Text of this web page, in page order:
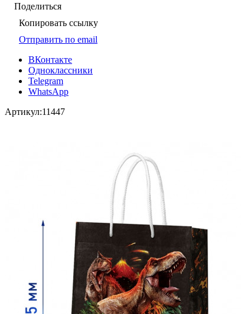
Поделиться
Копировать ссылку
Отправить по email
ВКонтакте
Одноклассники
Telegram
WhatsApp
Артикул:11447